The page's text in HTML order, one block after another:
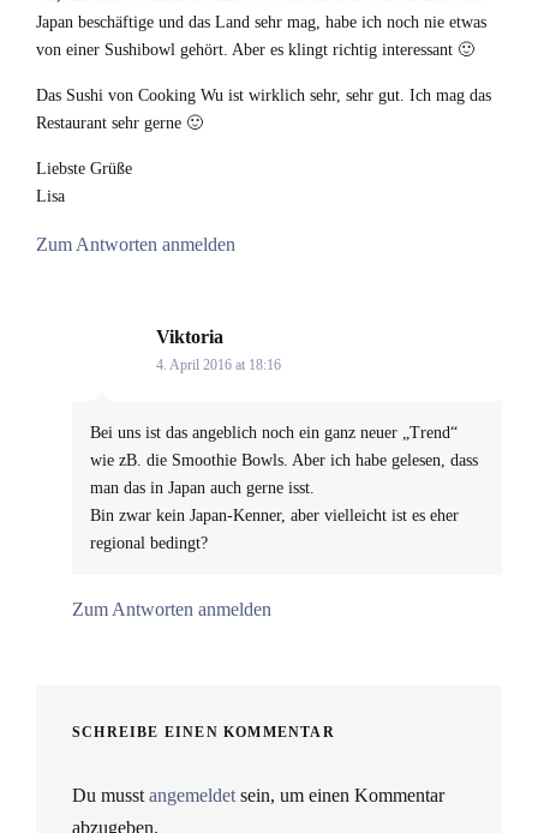
Japan beschäftige und das Land sehr mag, habe ich noch nie etwas
von einer Sushibowl gehört. Aber es klingt richtig interessant 🙂
Das Sushi von Cooking Wu ist wirklich sehr, sehr gut. Ich mag das
Restaurant sehr gerne 🙂
Liebste Grüße
Lisa
Zum Antworten anmelden
Viktoria
4. April 2016 at 18:16
Bei uns ist das angeblich noch ein ganz neuer „Trend“
wie zB. die Smoothie Bowls. Aber ich habe gelesen, dass
man das in Japan auch gerne isst.
Bin zwar kein Japan-Kenner, aber vielleicht ist es eher
regional bedingt?
Zum Antworten anmelden
SCHREIBE EINEN KOMMENTAR
Du musst angemeldet sein, um einen Kommentar
abzugeben.